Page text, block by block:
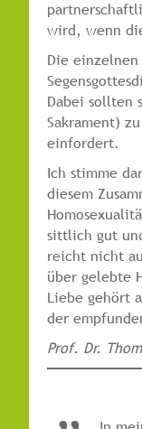
wird, wenn
Die
Dabei sollten
Sakrament)
einfordert.
Ich stimme
diesem
sittlich gut
reicht nicht
über gelebte
Liebe gehört
der
Prof. Dr.